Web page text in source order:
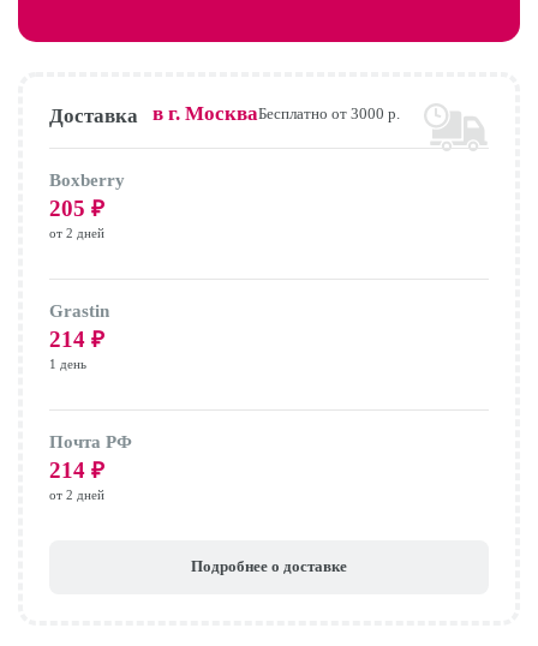
Доставка в г. МоскваБесплатно от 3000 р.
Boxberry
205 ₽
от 2 дней
Grastin
214 ₽
1 день
Почта РФ
214 ₽
от 2 дней
Подробнее о доставке